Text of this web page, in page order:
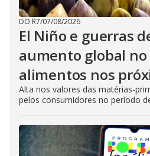
DO R7/07/08/2026
El Niño e guerras
aumento global no
alimentos nos
Alta nos valores das matérias-
pelos consumidores no período